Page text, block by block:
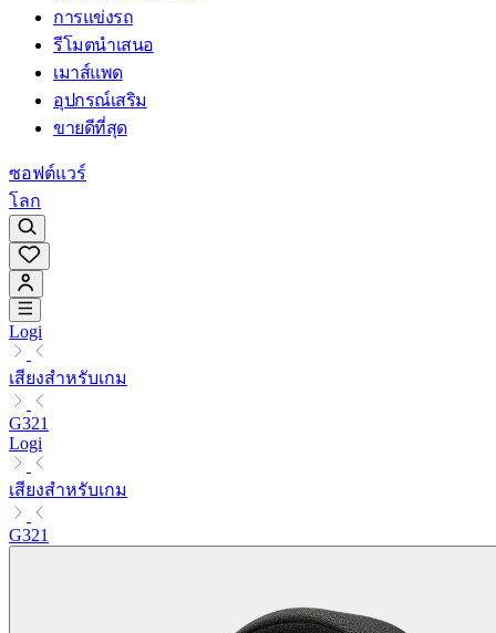
การแข่งรถ
รีโมตนำเสนอ
เมาส์แพด
อุปกรณ์เสริม
ขายดีที่สุด
ซอฟต์แวร์
โลก
Logi
เสียงสำหรับเกม
G321
Logi
เสียงสำหรับเกม
G321